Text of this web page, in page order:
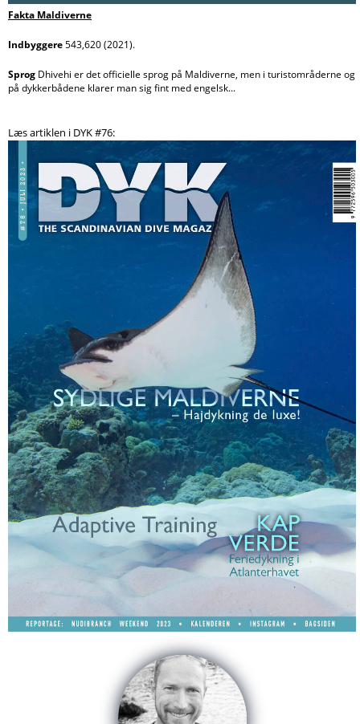
Fakta Maldiverne
Indbyggere543,620 (2021).
Sprog Dhivehi er det officielle sprog på Maldiverne, men i turistområderne og
på dykkerbådene klarer man sig fint med engelsk...
Læs artiklen i DYK #76: